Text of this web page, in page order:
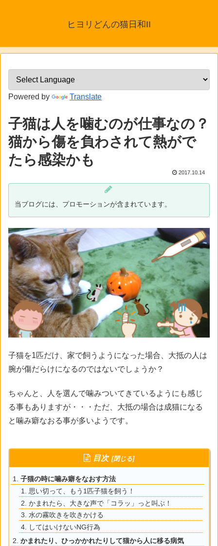
ヒヨリどんの猫日和II
Powered by Translate
子猫は人を噛むのが仕事なの？
猫から傷を負わされて熱がで
たら感染かも
2017.10.14
当ブログには、プロモーションが含まれています。
子猫を1匹だけ、家で飼うようになった場合、大抵の人は
腕が傷だらけになるのではないでしょうか？
ちゃんと、人を選んで噛みついてきているようにも感じ
る事もありますが・・・ただ、大抵の場合は成猫になる
と噛み癖なおる事が多いようです。
目次
子猫の時に噛み癖をなおす方法
思い切って、もう1匹子猫を飼う！
かまれたら、大きな声で「コラッ」っと叫ぶ！
水の霧吹きを吹きかける
してはいけないNG行為
かまれたり、ひっかかれたりして猫から人に移る病気